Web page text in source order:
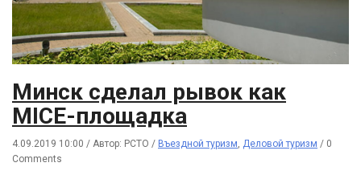
Минск сделал рывок как
MICE-площадка
4.09.2019 10:00 / Автор: РСТО / Въездной туризм, Деловой туризм / 0
Comments